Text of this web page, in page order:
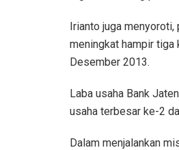
Irianto juga menyoroti,
meningkat hampir tiga
Desember 2013.
Laba usaha Bank
usaha terbesar ke-2
Dalam menjalankan